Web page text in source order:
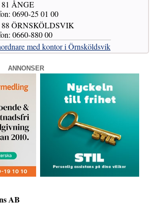
81 ÅNGE
0690-25 01 00
88 ÖRNSKÖLDSVIK
0660-880 00
med kontor i Örnsköldsvik
ANNONSER
AB